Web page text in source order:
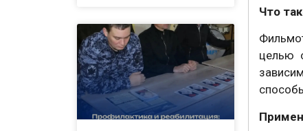
Что
целью